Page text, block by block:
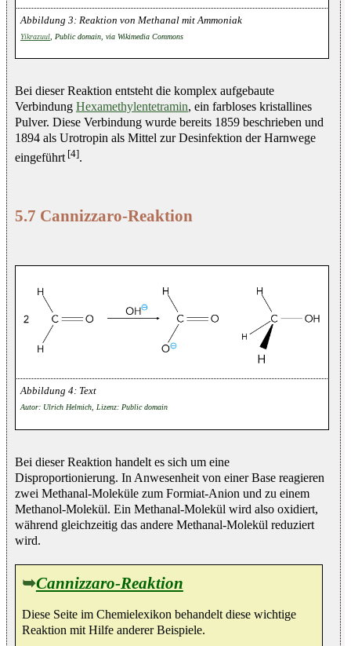
Reaktion von Methanal mit Ammoniak
Yikrazuul , Public domain, via Wikimedia Commons
Bei dieser Reaktion entsteht die komplex aufgebaute
Verbindung Hexamethylentetramin, ein farbloses kristallines
Pulver. Diese Verbindung wurde bereits 1859 beschrieben und
1894 als Urotropin als Mittel zur Desinfektion der Harnwege
eingeführt [4].
5.7 Cannizzaro-Reaktion
Text
Autor: Ulrich Helmich, Lizenz: Public domain
Bei dieser Reaktion handelt es sich um eine
Disproportionierung. In Anwesenheit von einer Base reagieren
zwei Methanal-Moleküle zum Formiat-Anion und zu einem
Methanol-Molekül. Ein Methanal-Molekül wird also oxidiert,
während gleichzeitig das andere Methanal-Molekül reduziert
wird.
➥Cannizzaro-Reaktion
Diese Seite im Chemielexikon behandelt diese wichtige
Reaktion mit Hilfe anderer Beispiele.